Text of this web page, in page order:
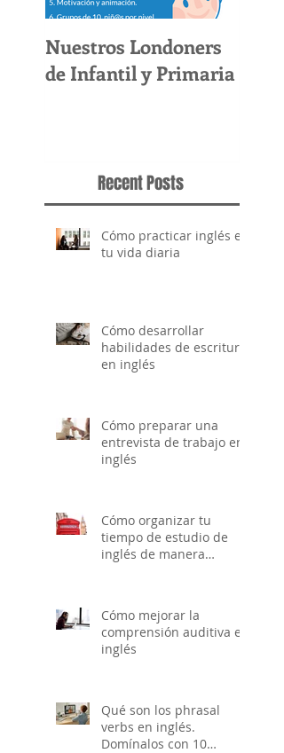
Nuestros Londoners
de Infantil y Primaria
Recent Posts
Cómo practicar inglés en
tu vida diaria
Cómo desarrollar
habilidades de escritura
en inglés
Cómo preparar una
entrevista de trabajo en
inglés
Cómo organizar tu
tiempo de estudio de
inglés de manera
Cómo mejorar la
comprensión auditiva en
inglés
Qué son los phrasal
verbs en inglés.
Domínalos con 10